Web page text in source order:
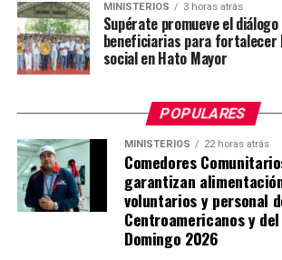
MINISTERIOS 3 horas atrás
Supérate promueve el
beneficiarias para fortalecer
social en Hato Mayor
POPULARES
MINISTERIOS 22 horas atrás
Comedores
garantizan
voluntarios y personal
Centroamericanos y
Domingo 2026